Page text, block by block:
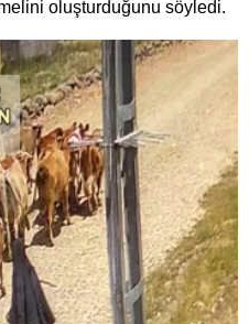
oluşturduğunu söyledi.